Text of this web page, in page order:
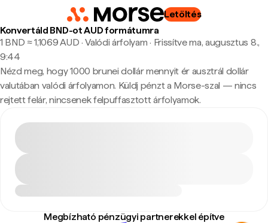
Letöltés
Konvertáld BND-ot AUD formátumra
1 BND ≈ 1,1069 AUD · Valódi árfolyam · Frissítve ma, augusztus 8.,
9:44
Nézd meg, hogy 1000 brunei dollár mennyit ér ausztrál dollár
valutában valódi árfolyamon. Küldj pénzt a Morse-szal — nincs
rejtett felár, nincsenek felpuffasztott árfolyamok.
Megbízható pénzügyi partnerekkel építve